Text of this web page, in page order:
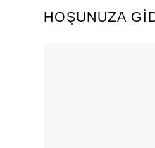
HOŞUNUZA